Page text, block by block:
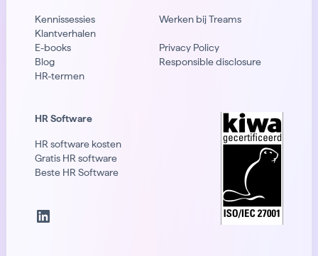
Kennissessies
Klantverhalen
E-books
Blog
HR-termen
Werken bij Treams
Privacy Policy
Responsible disclosure
HR Software
HR software kosten
Gratis HR software
Beste HR Software
LinkedIn